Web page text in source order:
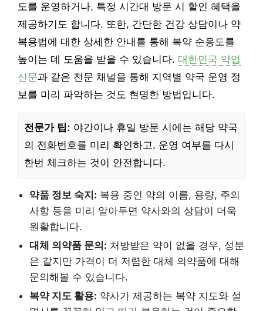
도를 운영하거나, 특정 시간대 방문 시 할인 혜택을
제공하기도 합니다. 또한, 간단한 건강 상담이나 약
복용법에 대한 상세한 안내를 통해 복약 순응도를
높이는 데 도움을 받을 수 있습니다. 대한민국 약업
신문과 같은 전문 채널을 통해 지역별 약국 운영 정
보를 미리 파악하는 것도 현명한 방법입니다.
전문가 팁: 야간이나 휴일 방문 시에는 해당 약국
의 전화번호를 미리 확인하고, 운영 여부를 다시
한번 체크하는 것이 안전합니다.
약품 정보 숙지: 복용 중인 약의 이름, 용량, 주의
사항 등을 미리 알아두면 약사와의 상담이 더욱
원활합니다.
대체 의약품 문의: 처방받은 약이 없을 경우, 성분
은 같지만 가격이 더 저렴한 대체 의약품에 대해
문의해볼 수 있습니다.
복약 지도 활용: 약사가 제공하는 복약 지도와 설